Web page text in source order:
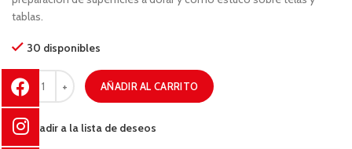
tablas.
30 disponibles
AÑADIR AL CARRITO
Añadir a la lista de deseos